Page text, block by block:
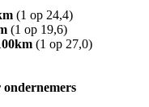
(1 op 24,4)
(1 op 19,6)
(1 op 27,0)